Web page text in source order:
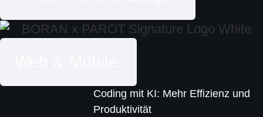
Coding mit KI: Mehr Effizienz und
Produktivität